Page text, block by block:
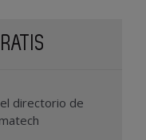
directorio de